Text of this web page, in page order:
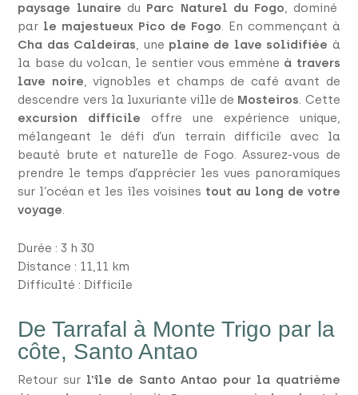
paysage lunaire du Parc Naturel du Fogo, dominé
par le majestueux Pico de Fogo. En commençant à
Cha das Caldeiras, une plaine de lave solidifiée à
la base du volcan, le sentier vous emmène à travers
lave noire, vignobles et champs de café avant de
descendre vers la luxuriante ville de Mosteiros. Cette
excursion difficile offre une expérience unique,
mélangeant le défi d’un terrain difficile avec la
beauté brute et naturelle de Fogo. Assurez-vous de
prendre le temps d’apprécier les vues panoramiques
sur l’océan et les îles voisines tout au long de votre
voyage.
Durée : 3 h 30
Distance : 11,11 km
Difficulté : Difficile
De Tarrafal à Monte Trigo par la
côte, Santo Antao
Retour sur l’île de Santo Antao pour la quatrième